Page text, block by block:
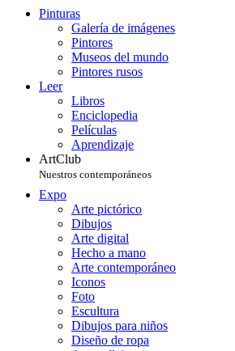
Pinturas
Galería de imágenes
Pintores
Museos del mundo
Pintores rusos
Leer
Libros
Enciclopedia
Películas
Aprendizaje
ArtClub
Nuestros contemporáneos
Expo
Arte pictórico
Dibujos
Arte digital
Hecho a mano
Arte contemporáneo
Iconos
Foto
Escultura
Dibujos para niños
Diseño de ropa